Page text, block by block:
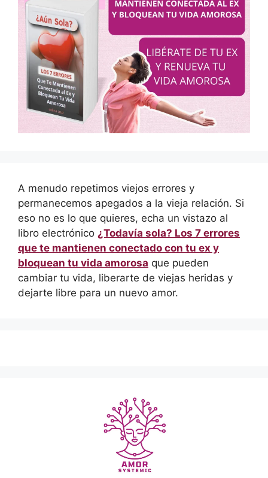
A menudo repetimos viejos errores y
permanecemos apegados a la vieja relación. Si
eso no es lo que quieres, echa un vistazo al
libro electrónico ¿Todavía sola? Los 7 errores
que te mantienen conectado con tu ex y
bloquean tu vida amorosa que pueden
cambiar tu vida, liberarte de viejas heridas y
dejarte libre para un nuevo amor.